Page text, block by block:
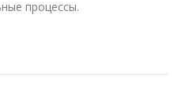
процессы.